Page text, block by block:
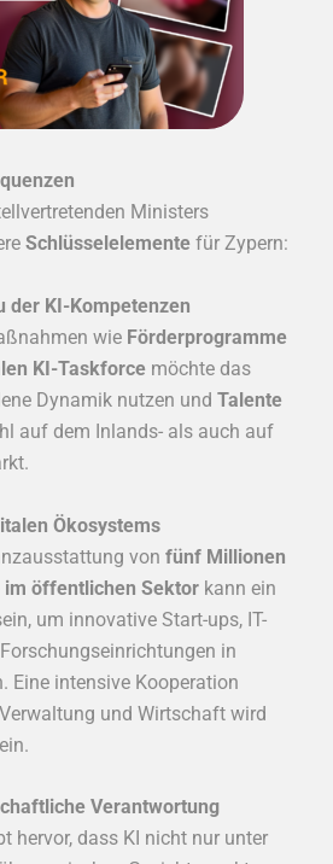
Ministers
Schlüsselelemente für Zypern:
der KI-Kompetenzen
wie Förderprogramme
KI-Taskforce möchte das
Dynamik nutzen und Talente
auf dem Inlands- als auch auf
Ökosystems
von fünf Millionen
im öffentlichen Sektor kann ein
um innovative Start-ups, IT-
in
Eine intensive Kooperation
und Wirtschaft wird
Verantwortung
hervor, dass KI nicht nur unter